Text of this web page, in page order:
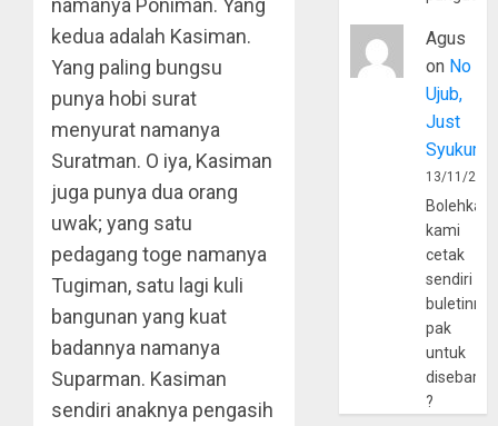
namanya Poniman. Yang
kedua adalah Kasiman.
Yang paling bungsu
punya hobi surat
menyurat namanya
Suratman. O iya, Kasiman
juga punya dua orang
uwak; yang satu
pedagang toge namanya
Tugiman, satu lagi kuli
bangunan yang kuat
badannya namanya
Suparman. Kasiman
sendiri anaknya pengasih
Agus
on No
Ujub,
Just
Syukur
13/11/
Bolehkah
kami
cetak
sendiri
pak
untuk
?